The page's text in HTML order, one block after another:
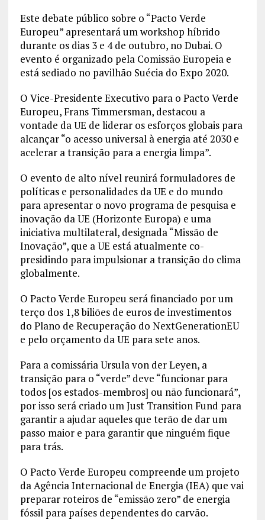
Este debate público sobre o “Pacto Verde
Europeu” apresentará um workshop híbrido
durante os dias 3 e 4 de outubro, no Dubai. O
evento é organizado pela Comissão Europeia e
está sediado no pavilhão Suécia do Expo 2020.
O Vice-Presidente Executivo para o Pacto Verde
Europeu, Frans Timmersman, destacou a
vontade da UE de liderar os esforços globais para
alcançar “o acesso universal à energia até 2030 e
acelerar a transição para a energia limpa”.
O evento de alto nível reunirá formuladores de
políticas e personalidades da UE e do mundo
para apresentar o novo programa de pesquisa e
inovação da UE (Horizonte Europa) e uma
iniciativa multilateral, designada “Missão de
Inovação”, que a UE está atualmente co-
presidindo para impulsionar a transição do clima
globalmente.
O Pacto Verde Europeu será financiado por um
terço dos 1,8 biliões de euros de investimentos
do Plano de Recuperação do NextGenerationEU
e pelo orçamento da UE para sete anos.
Para a comissária Ursula von der Leyen, a
transição para o “verde” deve “funcionar para
todos [os estados-membros] ou não funcionará”,
por isso será criado um Just Transition Fund para
garantir a ajudar aqueles que terão de dar um
passo maior e para garantir que ninguém fique
para trás.
O Pacto Verde Europeu compreende um projeto
da Agência Internacional de Energia (IEA) que vai
preparar roteiros de “emissão zero” de energia
fóssil para países dependentes do carvão.